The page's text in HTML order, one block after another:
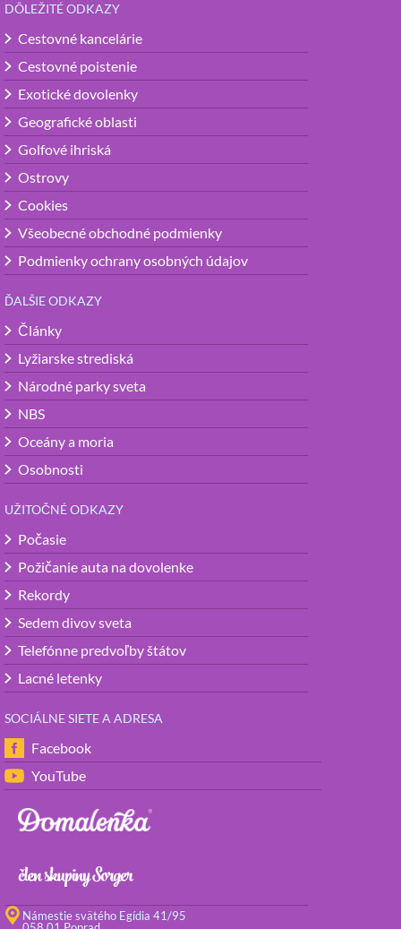
DÔLEŽITÉ ODKAZY
Cestovné kancelárie
Cestovné poistenie
Exotické dovolenky
Geografické oblasti
Golfové ihriská
Ostrovy
Cookies
Všeobecné obchodné podmienky
Podmienky ochrany osobných údajov
ĎALŠIE ODKAZY
Články
Lyžiarske strediská
Národné parky sveta
NBS
Oceány a moria
Osobnosti
UŽITOČNÉ ODKAZY
Počasie
Požičanie auta na dovolenke
Rekordy
Sedem divov sveta
Telefónne predvoľby štátov
Lacné letenky
SOCIÁLNE SIETE A ADRESA
Facebook
YouTube
Námestie svätého Egídia 41/95